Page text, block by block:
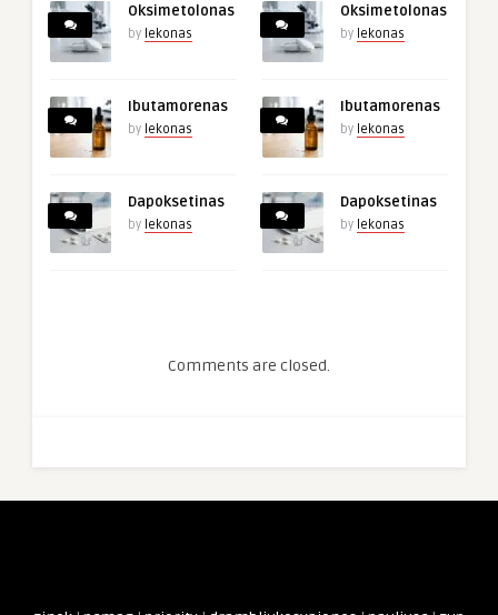
Oksimetolonas
by lekonas
Ibutamorenas
by lekonas
Dapoksetinas
by lekonas
Oksimetolonas
by lekonas
Ibutamorenas
by lekonas
Dapoksetinas
by lekonas
Comments are closed.